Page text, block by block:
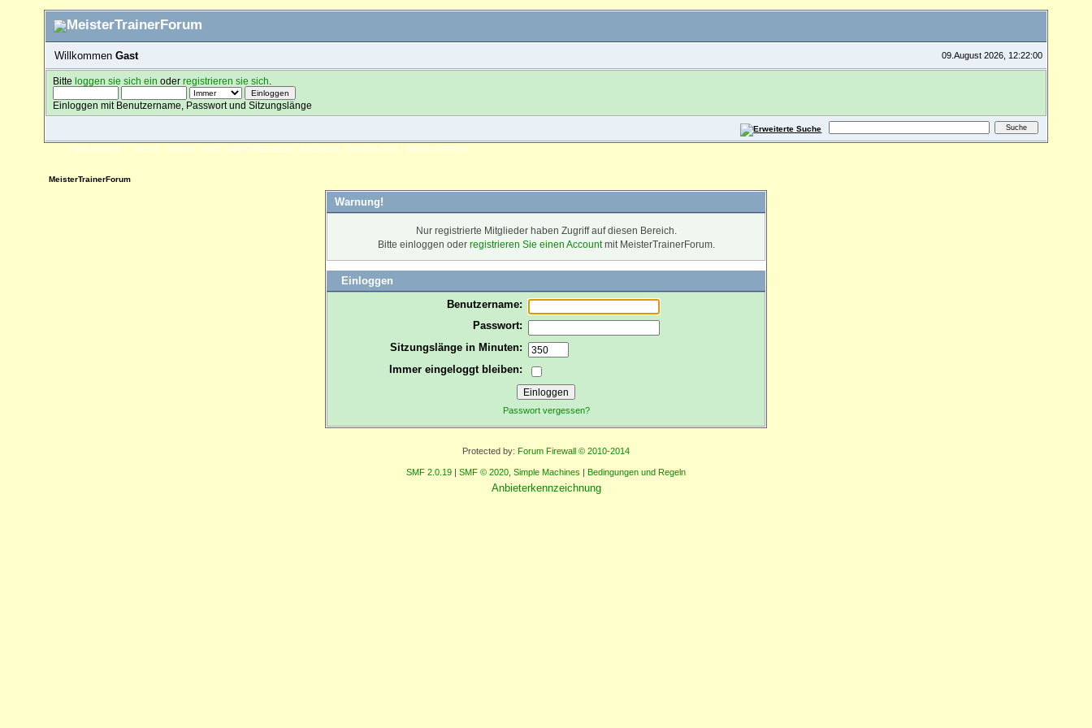
09.August 2026, 12:22:00
WillkommenGast
Bitte loggen sie sich ein oder registrieren sie sich
Einloggen mit Benutzername, Passwort und Sitzungslänge
ÜBERSICHT HILFE SUCHE FAQ FORENREGELN SPENDEN EINLOGGEN REGISTRIEREN
MeisterTrainerForum
Warnung!
Nur registrierte Mitglieder haben Zugriff auf diesen Bereich.
Bitte einloggen oder registrieren Sie einen Accountmit MeisterTrainerForum.
Einloggen
Benutzername:
Passwort:
Sitzungslänge in Minuten:
Immer eingeloggt bleiben:
Passwort vergessen?
Protected by: Forum Firewall © 2010-2014
SMF 2.0.19 | SMF © 2020 Simple Machines | Bedingungen und Regeln
Anbieterkennzeichnung